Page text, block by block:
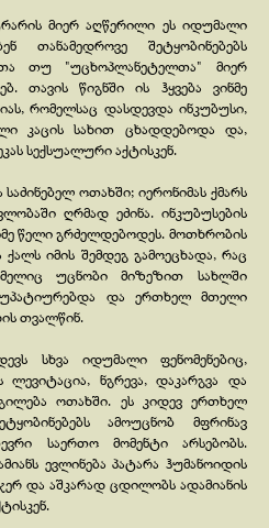
მიერ აღწერილი ეს იდუმალი
თანამედროვე შეტყობინებებს
თუ "უცხოპლანეტელთა" მიერ
თავის წიგნში ის ჰყვება ვინმე
რომელსაც დასდევდა ინკუბუსი,
კაცის სახით ცხადდებოდა და,
სექსუალური აქტისკენ.
ოთახში; იერონიმას ქმარს
ღრმად ეძინა. ინკუბუსების
წელი გრძელდებოდეს. მოთხრობის
ქალს იმის შემდეგ გამოეცხადა, რაც
უცნობი მიზეზით სახლში
და ერთხელ მთელი
თვალწინ.
სხვა იდუმალი ფენომენებიც,
ნგრევა, დაკარგვა და
ოთახში. ეს კიდევ ერთხელ
ამოუცნობ მფრინავ
საერთო მომენტი არსებობს.
ევლინება პატარა ჰუმანოიდის
და აშკარად ცდილობს ადამიანის